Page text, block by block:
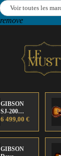
Voir toutes les
remove
GIBSON
SJ-200
Anniversary
Edition
6 499,00 €
GIBSON